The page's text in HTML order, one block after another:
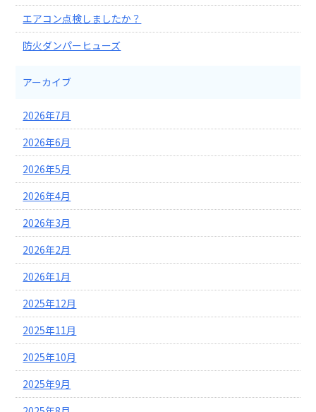
エアコン点検しましたか？
防火ダンパーヒューズ
アーカイブ
2026年7月
2026年6月
2026年5月
2026年4月
2026年3月
2026年2月
2026年1月
2025年12月
2025年11月
2025年10月
2025年9月